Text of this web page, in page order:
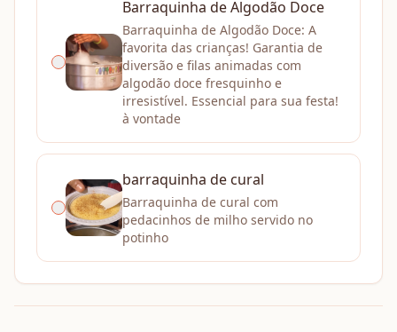
Barraquinha de Algodão Doce
Barraquinha de Algodão Doce: A
favorita das crianças! Garantia de
diversão e filas animadas com
algodão doce fresquinho e
irresistível. Essencial para sua festa!
à vontade
barraquinha de cural
Barraquinha de cural com
pedacinhos de milho servido no
potinho